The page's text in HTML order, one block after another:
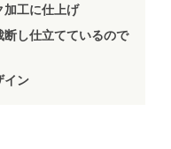
加工に仕上げ
断し仕立てているので
イン